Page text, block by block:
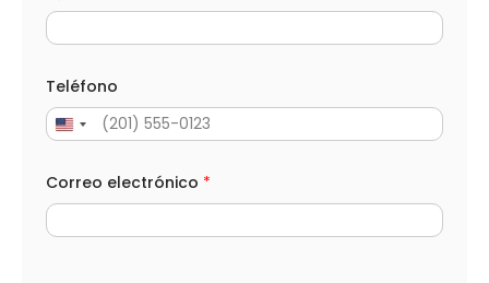
Teléfono
Correo electrónico *